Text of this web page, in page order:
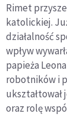
Rimet
katolickiej.
działalność
wpływ
papieża
robotników i
ukształtował
oraz rolę